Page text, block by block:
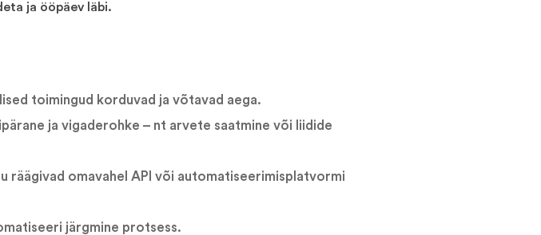
ja ööpäev läbi.
toimingud korduvad ja võtavad aega.
ja vigaderohke – nt arvete saatmine või liidide
räägivad omavahel API või automatiseerimisplatvormi
järgmine protsess.